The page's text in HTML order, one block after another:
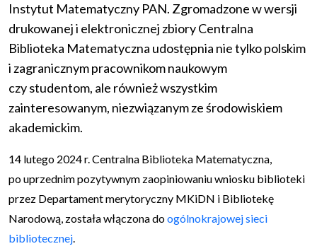
Instytut Matematyczny PAN. Zgromadzone w wersji
drukowanej i elektronicznej zbiory Centralna
Biblioteka Matematyczna udostępnia nie tylko polskim
i zagranicznym pracownikom naukowym
czy studentom, ale również wszystkim
zainteresowanym, niezwiązanym ze środowiskiem
akademickim.
14 lutego 2024 r. Centralna Biblioteka Matematyczna,
po uprzednim pozytywnym zaopiniowaniu wniosku biblioteki
przez Departament merytoryczny MKiDN i Bibliotekę
Narodową, została włączona doogólnokrajowej sieci
bibliotecznej.